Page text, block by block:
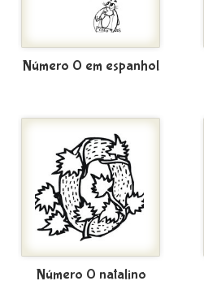
Número 0 em espanhol
Número 0 natalino